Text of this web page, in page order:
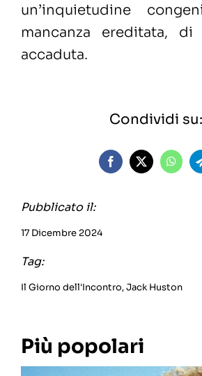
un’inquietudine
mancanza ereditata,
accaduta.
Condividi su:
Pubblicato il:
17 Dicembre 2024
Tag:
Il Giorno dell'Incontro,Jack Huston
Più popolari